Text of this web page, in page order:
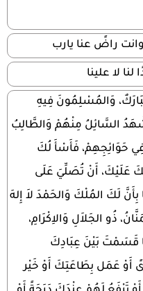
راضً عنا يارب
لا علينا
وَالمُسْلِمُونَ فِيهِ
السَّائِلُ مِنْهُمْ وَالطَّالِبُ
فِي حَوَائِجِهِمْ، فَأَسْأَ لُكَ
عَلَيْكَ، أَنْ تُصَلِّيَ عَلَى
لَكَ المُلْكَ وَالحَمْدَ لاَ إِلهَ
ذُو الجَلاَلِ وَالاِكْرَامِ،
قَسَمْتَ بَيْنَ عِبَادِكَ
أَوْ عَمَل بِطَاعَتِكَ أَوْ خَيْر